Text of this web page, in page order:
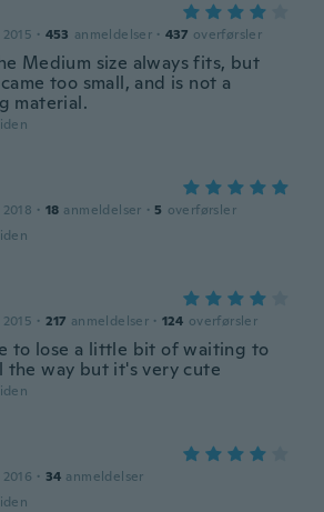
· 453 anmeldelser · 437 overførsler
Medium size always fits, but
too small, and is not a
material.
· 18 anmeldelser · 5 overførsler
· 217 anmeldelser · 124 overførsler
to lose a little bit of waiting to
way but it's very cute
· 34 anmeldelser